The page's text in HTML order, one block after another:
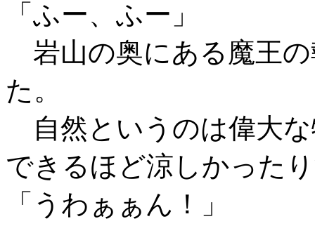
「ふー、ふー」
岩山の奥にある魔王
た。
自然というのは偉大
できるほど涼しかった
「うわぁぁん！」